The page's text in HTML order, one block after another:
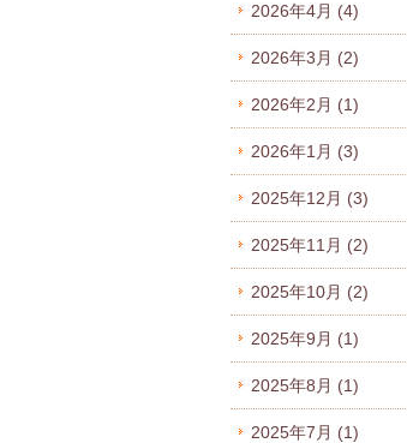
2026年4月 (4)
2026年3月 (2)
2026年2月 (1)
2026年1月 (3)
2025年12月 (3)
2025年11月 (2)
2025年10月 (2)
2025年9月 (1)
2025年8月 (1)
2025年7月 (1)